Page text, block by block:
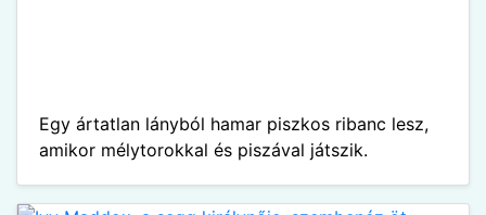
Egy ártatlan lányból hamar piszkos ribanc lesz,
amikor mélytorokkal és piszával játszik.